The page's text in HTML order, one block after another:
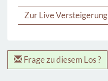
Zur Live Versteigerung
Frage zu diesem Los ?